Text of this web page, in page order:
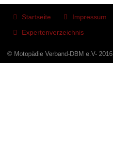
Startseite Impressum
Expertenverzeichnis
© Motopädie Verband-DBM e.V- 2016